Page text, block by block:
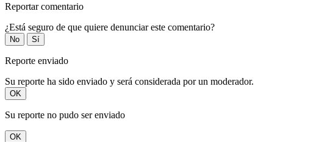
Reportar comentario
¿Está seguro de que quiere denunciar este comentario?
No Sí
Reporte enviado
Su reporte ha sido enviado y será considerada por un moderador.
OK
Su reporte no pudo ser enviado
OK